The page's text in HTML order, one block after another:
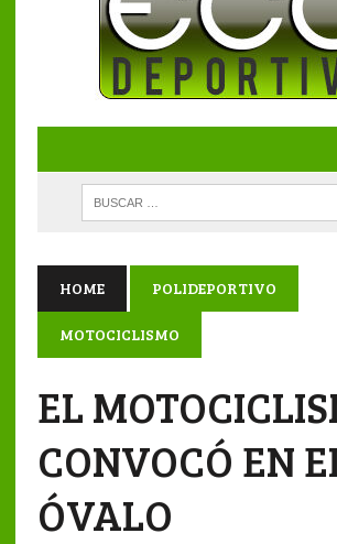
HOME POLIDEPORTIVO
MOTOCICLISMO
EL
CONVOCÓ EN
ÓVALO